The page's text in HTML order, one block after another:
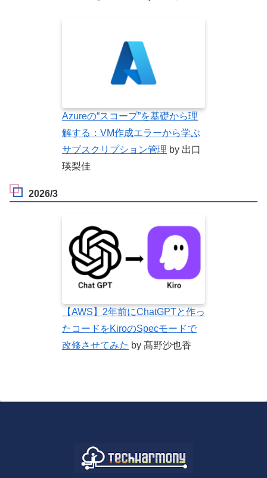
Azureの“スコープ”を基礎から理
解する：VM作成エラーから学ぶ
サブスクリプション管理 by 出口
瑛梨佳
2026/3
【AWS】2年前にChatGPTと作っ
たコードをKiroのSpecモードで
改修させてみた by 髙野沙也香